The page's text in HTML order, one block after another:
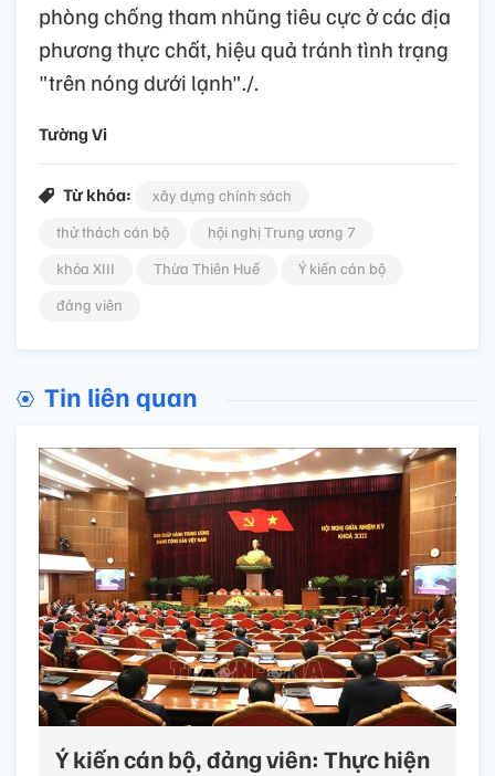
phòng chống tham nhũng tiêu cực ở các địa
phương thực chất, hiệu quả tránh tình trạng
"trên nóng dưới lạnh"./.
Tường Vi
Từ khóa:
xây dựng chính sách
thử thách cán bộ
hội nghị Trung ương 7
khóa XIII
Thừa Thiên Huế
Ý kiến cán bộ
đảng viên
Tin liên quan
Ý kiến cán bộ, đảng viên: Thực hiện